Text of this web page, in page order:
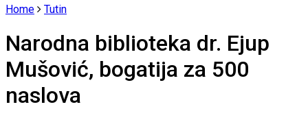
Home Tutin
Narodna biblioteka dr. Ejup
Mušović, bogatija za 500
naslova